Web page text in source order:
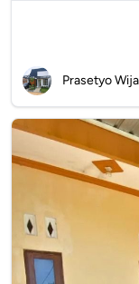
Prasetyo